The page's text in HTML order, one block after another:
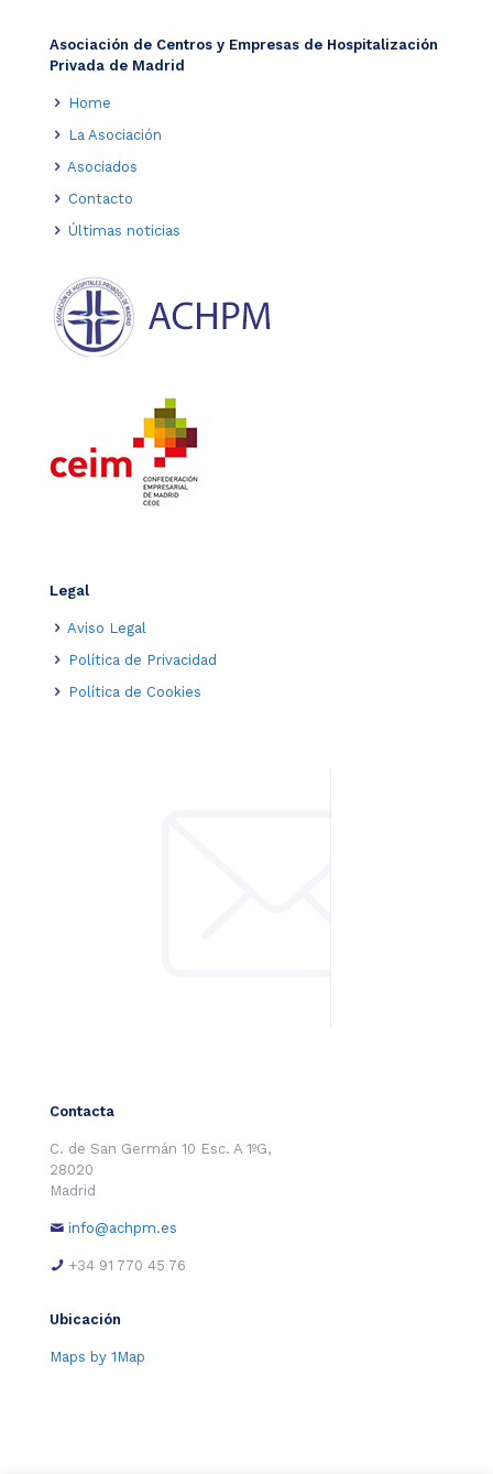
Asociación de Centros y Empresas de Hospitalización
Privada de Madrid
Home
La Asociación
Asociados
Contacto
Últimas noticias
Legal
Aviso Legal
Política de Privacidad
Política de Cookies
Contacta
C. de San Germán 10 Esc. A 1ºG,
28020
Madrid
info@achpm.es
+34 91 770 45 76
Ubicación
Maps by 1Map